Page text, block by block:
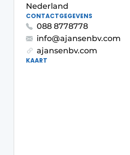
Privacy / Cookie statement
Vacature aanmelden
Video’s
Nederland
CONTACTGEGEVENS
088 8778778
info@ajansenbv.com
ajansenbv.com
KAART